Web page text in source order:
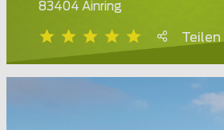
83404 Ainring
Teilen